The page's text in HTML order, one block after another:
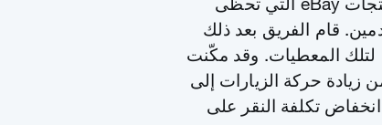
قام الفريق بعد ذلك
لتلك المعطيات. وقد مكّنت
زيادة حركة الزيارات إلى
تكلفة النقر على